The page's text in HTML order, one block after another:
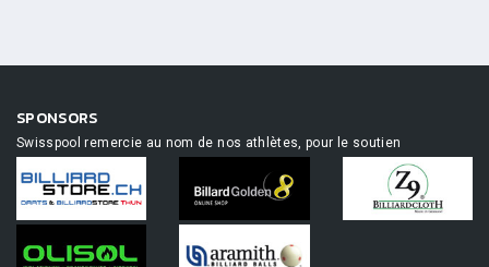
SPONSORS
Swisspool remercie au nom de nos athlètes, pour le soutien